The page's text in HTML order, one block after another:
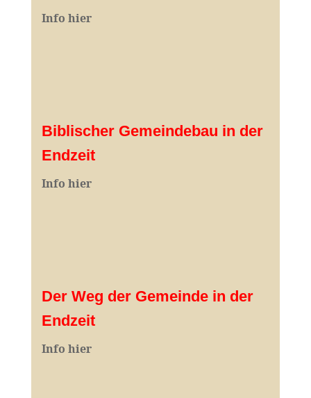
Info hier
Biblischer Gemeindebau in der
Endzeit
Info hier
Der Weg der Gemeinde in der
Endzeit
Info hier